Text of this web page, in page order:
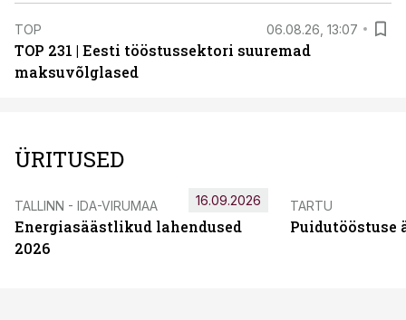
TOP 06.08.26, 13:07
TOP 231 | Eesti tööstussektori suuremad
maksuvõlglased
ÜRITUSED
TALLINN - IDA-VIRUMAA
Energiasäästlikud lahendused
2026
16.09.2026 TARTU
Puidutööstuse